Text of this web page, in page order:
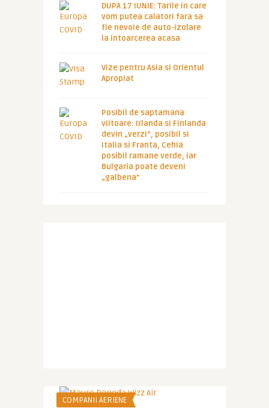
DUPA 17 IUNIE: Tarile in care
vom putea calatori fara sa
fie nevoie de auto-izolare
la intoarcerea acasa
Vize pentru Asia si Orientul
Apropiat
Posibil de saptamana
viitoare: Irlanda si Finlanda
devin „verzi”, posibil si
Italia si Franta, Cehia
posibil ramane verde, iar
Bulgaria poate deveni
„galbena”
COMPANII AERIENE